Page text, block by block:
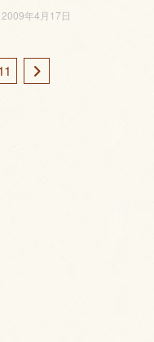
2009年4月17日